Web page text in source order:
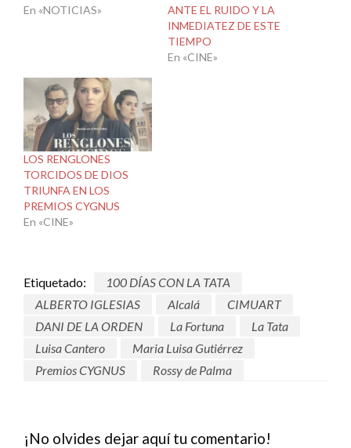
En «NOTICIAS»
ANTE EL RUIDO Y LA
INMEDIATEZ DE ESTE
TIEMPO
En «CINE»
LOS RENGLONES
TORCIDOS DE DIOS
TRIUNFA EN LOS
PREMIOS CYGNUS
En «CINE»
Etiquetado:
100 DÍAS CON LA TATA
ALBERTO IGLESIAS
Alcalá
CIMUART
DANI DE LA ORDEN
La Fortuna
La Tata
Luisa Cantero
Maria Luisa Gutiérrez
Premios CYGNUS
Rossy de Palma
¡No olvides dejar aquí tu comentario!